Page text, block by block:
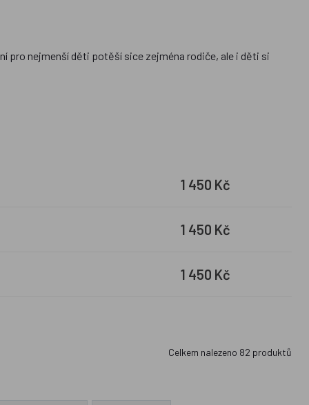
pro nejmenší děti potěší sice zejména rodiče, ale i děti si
1 450 Kč
1 450 Kč
1 450 Kč
Celkem nalezeno 82 produktů